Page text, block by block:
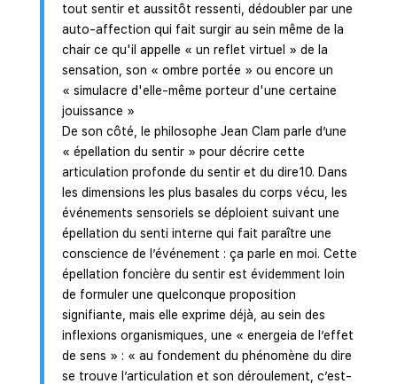
tout sentir et aussitôt ressenti, dédoubler par une
auto-affection qui fait surgir au sein même de la
chair ce qu'il appelle « un reflet virtuel » de la
sensation, son « ombre portée » ou encore un
« simulacre d'elle-même porteur d'une certaine
jouissance »
De son côté, le philosophe Jean Clam parle d’une
« épellation du sentir » pour décrire cette
articulation profonde du sentir et du dire10. Dans
les dimensions les plus basales du corps vécu, les
événements sensoriels se déploient suivant une
épellation du senti interne qui fait paraître une
conscience de l’événement : ça parle en moi. Cette
épellation foncière du sentir est évidemment loin
de formuler une quelconque proposition
signifiante, mais elle exprime déjà, au sein des
inflexions organismiques, une « energeia de l’effet
de sens » : « au fondement du phénomène du dire
se trouve l’articulation et son déroulement, c’est-